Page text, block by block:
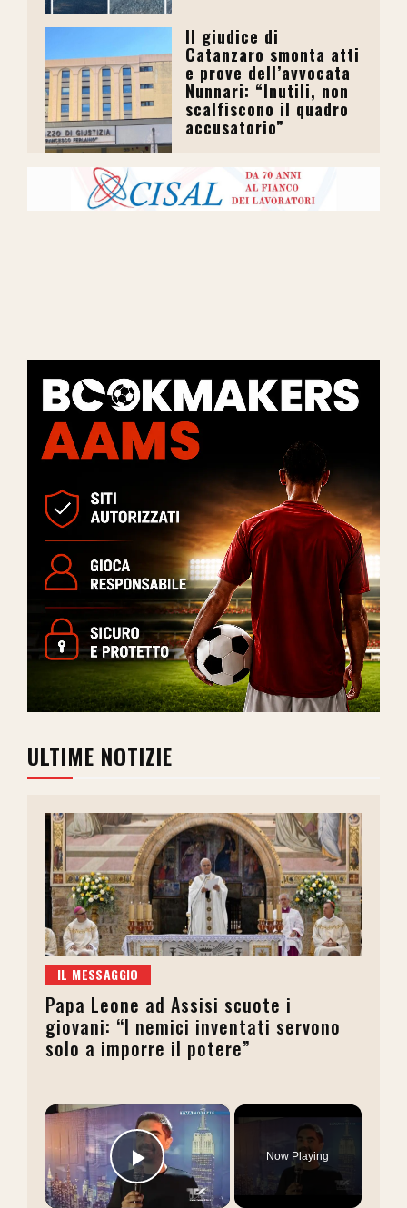
Il giudice di
Catanzaro smonta atti
e prove dell’avvocata
Nunnari: “Inutili, non
scalfiscono il quadro
accusatorio”
ULTIME NOTIZIE
IL MESSAGGIO
Papa Leone ad Assisi scuote i
giovani: “I nemici inventati servono
solo a imporre il potere”
×
Play Video
Now Playing